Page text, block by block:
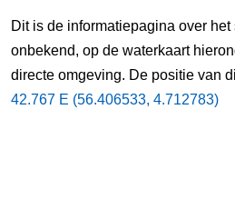
Dit is de informatiepagina over
onbekend, op de waterkaart
directe omgeving. De positie van
42.767 E (56.406533, 4.712783)